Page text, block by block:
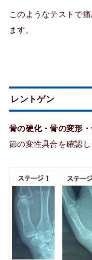
このようなテストで
ます。
レントゲン
骨の硬化・骨の変形
節の変性具合を確認し